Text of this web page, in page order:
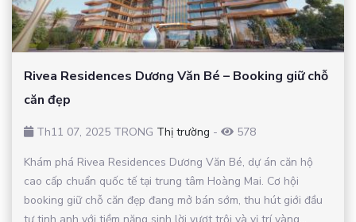
Rivea Residences Dương Văn Bé – Booking giữ chỗ
căn đẹp
Th11 07, 2025 TRONG Thị trường -
578
Khám phá Rivea Residences Dương Văn Bé, dự án căn hộ
cao cấp chuẩn quốc tế tại trung tâm Hoàng Mai. Cơ hội
booking giữ chỗ căn đẹp đang mở bán sớm, thu hút giới đầu